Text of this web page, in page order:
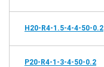
H20-R4-1.5-4-4-50-0.2
P20-R4-1-3-4-50-0.2